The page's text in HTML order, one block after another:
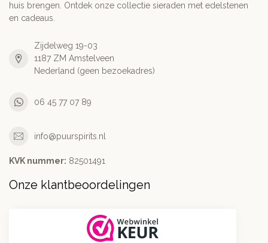
huis brengen. Ontdek onze collectie sieraden met edelstenen
en cadeaus.
Zijdelweg 19-03
1187 ZM Amstelveen
Nederland (geen bezoekadres)
06 45 77 07 89
info@puurspirits.nl
KVK nummer: 82501491
Onze klantbeoordelingen